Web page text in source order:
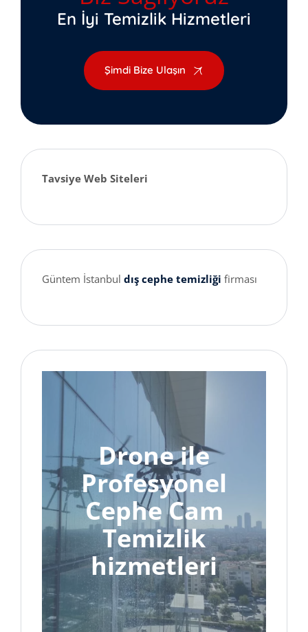
En İyi Temizlik Hizmetleri
Şimdi Bize Ulaşın
Tavsiye Web Siteleri
Güntem İstanbul dış cephe temizliği firması
Drone ile
Profesyonel
Cephe Cam
Temizlik
hizmetleri